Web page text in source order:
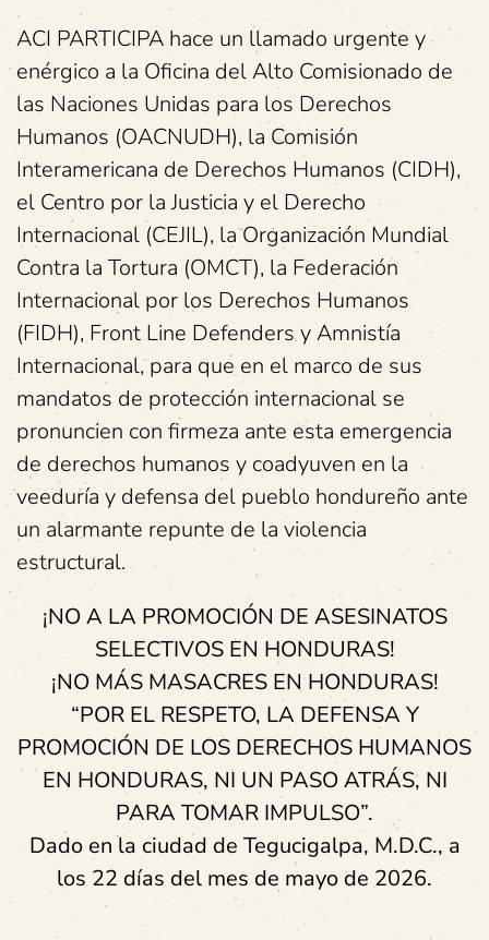
ACI PARTICIPA hace un llamado urgente y
enérgico a la Oficina del Alto Comisionado de
las Naciones Unidas para los Derechos
Humanos (OACNUDH), la Comisión
Interamericana de Derechos Humanos (CIDH),
el Centro por la Justicia y el Derecho
Internacional (CEJIL), la Organización Mundial
Contra la Tortura (OMCT), la Federación
Internacional por los Derechos Humanos
(FIDH), Front Line Defenders y Amnistía
Internacional, para que en el marco de sus
mandatos de protección internacional se
pronuncien con firmeza ante esta emergencia
de derechos humanos y coadyuven en la
veeduría y defensa del pueblo hondureño ante
un alarmante repunte de la violencia
estructural.
¡NO A LA PROMOCIÓN DE ASESINATOS
SELECTIVOS EN HONDURAS!
¡NO MÁS MASACRES EN HONDURAS!
“POR EL RESPETO, LA DEFENSA Y
PROMOCIÓN DE LOS DERECHOS HUMANOS
EN HONDURAS, NI UN PASO ATRÁS, NI
PARA TOMAR IMPULSO”.
Dado en la ciudad de Tegucigalpa, M.D.C., a
los 22 días del mes de mayo de 2026.